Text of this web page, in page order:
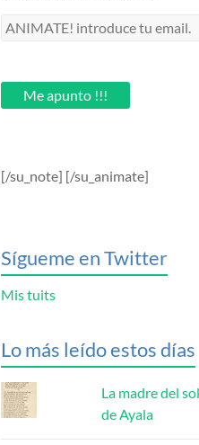
ANIMATE!
email.Me apunto !!!
[/su_note] [/su_animate]
Sígueme en Twitter
Mis tuits
Lo más leído estos días
La madre del
de Ayala